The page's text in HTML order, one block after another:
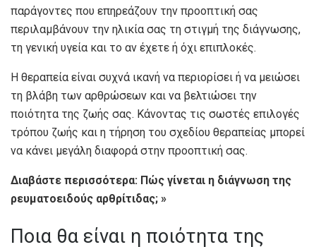
παράγοντες που επηρεάζουν την προοπτική σας
περιλαμβάνουν την ηλικία σας τη στιγμή της διάγνωσης,
τη γενική υγεία και το αν έχετε ή όχι επιπλοκές.
Η θεραπεία είναι συχνά ικανή να περιορίσει ή να μειώσει
τη βλάβη των αρθρώσεων και να βελτιώσει την
ποιότητα της ζωής σας. Κάνοντας τις σωστές επιλογές
τρόπου ζωής και η τήρηση του σχεδίου θεραπείας μπορεί
να κάνει μεγάλη διαφορά στην προοπτική σας.
Διαβάστε περισσότερα: Πώς γίνεται η διάγνωση της
ρευματοειδούς αρθρίτιδας; »
Ποια θα είναι η ποιότητα της